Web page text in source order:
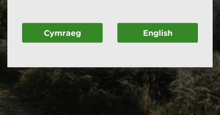
Cymraeg English